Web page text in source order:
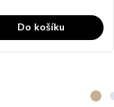
Do košíku